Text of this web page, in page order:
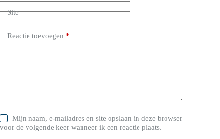
Site
Reactie toevoegen *
Mijn naam, e-mailadres en site opslaan in deze browser
voor de volgende keer wanneer ik een reactie plaats.